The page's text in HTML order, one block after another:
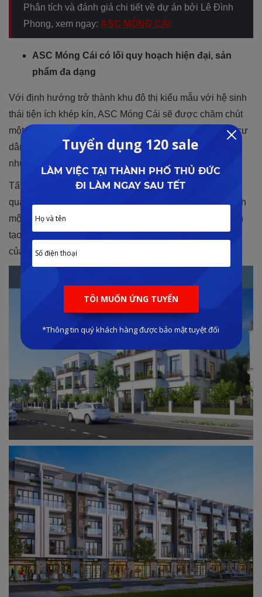
Phân tích và đánh giá chi tiết về dự án bởi Lê Đình
Phong, xem ngay: ASC MÓNG CÁI
ASC Móng Cái có lối quy hoạch hiện đại, sản
phẩm đa dạng
Với định hướng trở thành khu đô thị kiểu mẫu với hệ sinh
thái tiện ích khép kín, ASC Móng Cái sẽ được chăm chút
một cách tỉ mỉ và chỉnh chu nhất để có thể kiến tạo nên cư
dân một phong cách sống mới mẻ, đậm chất thượng lưu
nhưng vẫn gần gũi với thiên nhiên sinh thái.
Tất cả các hạng mục tại dự án từ nhà ở, tiện ích, cảnh
quan cho đến hạ tầng giao thông đều sẽ được quy hoạch
một cách bài bản tại khu vị trí phù hợp. Từ đó có thể kiến
tạo nên một khu đô thị đẳng cấp, nơi vun đắp hạnh phúc
của gia đình quý khách hàng.